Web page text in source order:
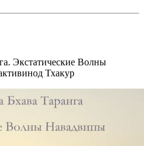
Экстатические Волны
Тхакур